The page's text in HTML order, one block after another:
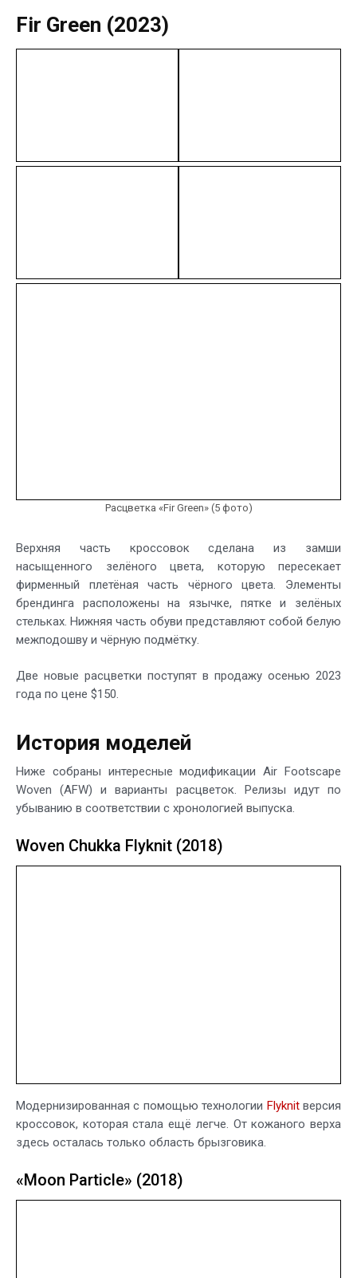
Fir Green (2023)
Расцветка «Fir Green» (5 фото)
Верхняя часть кроссовок сделана из замши
насыщенного зелёного цвета, которую пересекает
фирменный плетёная часть чёрного цвета. Элементы
брендинга расположены на язычке, пятке и зелёных
стельках. Нижняя часть обуви представляют собой белую
межподошву и чёрную подмётку.
Две новые расцветки поступят в продажу осенью 2023
года по цене $150.
История моделей
Ниже собраны интересные модификации Air Footscape
Woven (AFW) и варианты расцветок. Релизы идут по
убыванию в соответствии с хронологией выпуска.
Woven Chukka Flyknit (2018)
Модернизированная с помощью технологии Flyknitверсия
кроссовок, которая стала ещё легче. От кожаного верха
здесь осталась только область брызговика.
«Moon Particle» (2018)